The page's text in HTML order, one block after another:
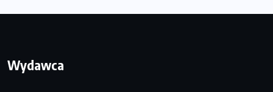
Wydawca